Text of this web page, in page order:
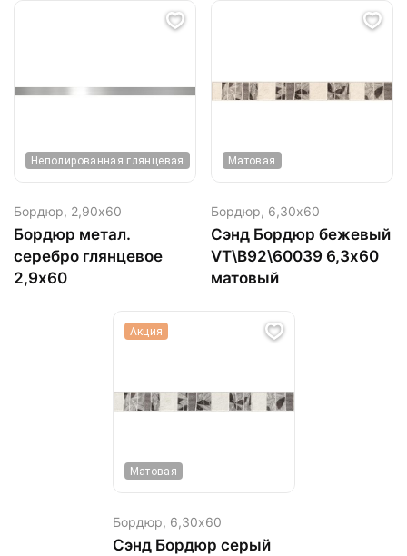
Неполированная глянцевая
Бордюр, 2,90х60
Бордюр метал.
серебро глянцевое
2,9х60
Матовая
Бордюр, 6,30х60
Сэнд Бордюр бежевый
VT\B92\60039 6,3х60
матовый
Акция
Матовая
Бордюр, 6,30х60
Сэнд Бордюр серый